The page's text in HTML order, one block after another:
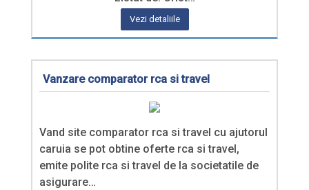
Vezi detaliile
Vanzare comparator rca si travel
Vand site comparator rca si travel cu ajutorul
caruia se pot obtine oferte rca si travel,
emite polite rca si travel de la societatile de
asigurare…